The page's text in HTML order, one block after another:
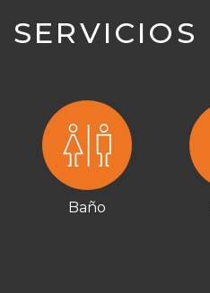
SERVICIOS
Baño